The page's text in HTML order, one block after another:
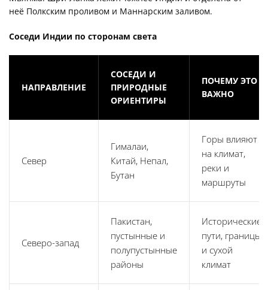
неё Полкским проливом и Маннарским заливом.
Соседи Индии по сторонам света
НАПРАВЛЕНИЕ
СОСЕДИ И
ПРИРОДНЫЕ
ОРИЕНТИРЫ
ПОЧЕМУ ЭТО
ВАЖНО
Север
Гималаи,
Китай, Непал,
Бутан
Горы влияют
на климат,
реки и
маршруты
Северо-запад
Пакистан,
пустынные и
полупустынные
районы
Исторические
пути, границы
и сухой
климат